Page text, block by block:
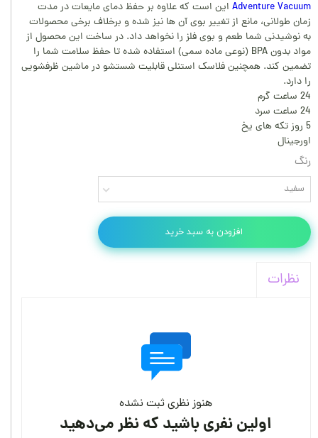
Adventure Vacuum این است که علاوه بر حفظ دمای مایعات در مدت
زمان طولانی، مانع از تغییر بوی آن ها نیز شده و برخلاف برخی محصولات
به نوشیدنی شما طعم و بوی فلز را نخواهد داد. در ساخت این محصول از
مواد بدون BPA (نوعی ماده سمی) استفاده شده تا حفظ سلامت شما را
تضمین کند. همچنین فلاسک استنلی قابلیت شستشو در ماشین ظرفشویی
را دارد.
24 ساعت گرم
24 ساعت سرد
5 روز تکه های یخ
اورجینال
رنگ
سفید
افزودن به سبد خرید
نظرات
هنوز نظری ثبت نشده
اولین نفری باشید که نظر می‌دهید